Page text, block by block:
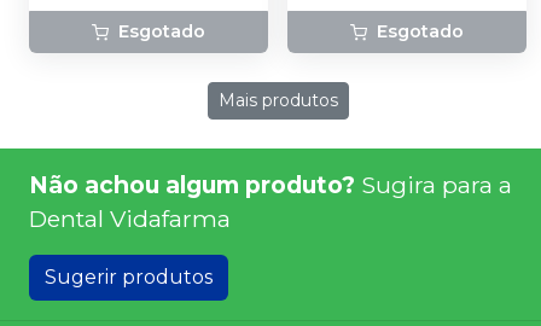
Esgotado Esgotado
Mais produtos
Não achou algum produto? Sugira para a
Dental Vidafarma
Sugerir produtos